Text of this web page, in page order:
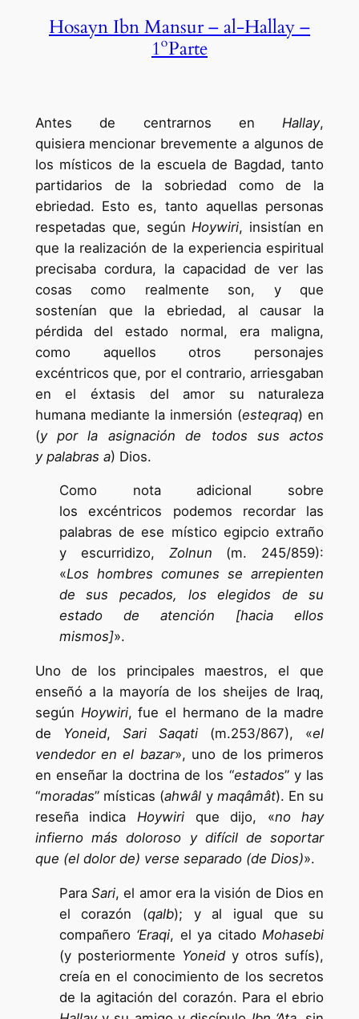
Hosayn Ibn Mansur – al-Hallay –
1ºParte
Antes de centrarnos en Hallay,
quisiera mencionar brevemente a algunos de
los místicos de la escuela de Bagdad, tanto
partidarios de la sobriedad como de la
ebriedad. Esto es, tanto aquellas personas
respetadas que, según Hoywiri, insistían en
que la realización de la experiencia espiritual
precisaba cordura, la capacidad de ver las
cosas como realmente son, y que
sostenían que la ebriedad, al causar la
pérdida del estado normal, era maligna,
como aquellos otros personajes
excéntricos que, por el contrario, arriesgaban
en el éxtasis del amor su naturaleza
humana mediante la inmersión (esteqraq) en
(y por la asignación de todos sus actos
y palabras a) Dios.
Como nota adicional sobre
los excéntricos podemos recordar las
palabras de ese místico egipcio extraño
y escurridizo, Zolnun (m. 245/859):
«Los hombres comunes se arrepienten
de sus pecados, los elegidos de su
estado de atención [hacia ellos
mismos]».
Uno de los principales maestros, el que
enseñó a la mayoría de los sheijes de Iraq,
según Hoywiri, fue el hermano de la madre
de
Yoneid, Sari Saqati (m.253/867), «el
vendedor en el bazar», uno de los primeros
en enseñar la doctrina de los “estados” y las
“moradas” místicas (ahwâl y maqâmât). En su
reseña indica Hoywirique dijo, «no hay
infierno más doloroso y difícil de soportar
que (el dolor de) verse separado (de Dios)».
ParaSari, el amor era la visión de Dios en
el corazón (qalb); y al igual que su
compañero ‘Eraqi, el ya citado Mohasebi
(y posteriormente Yoneidy otros sufís),
creía en el conocimiento de los secretos
de la agitación del corazón. Para el ebrio